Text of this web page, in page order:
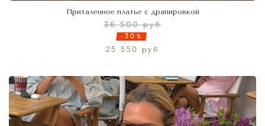
Приталенное платье с драпировкой
36 500 руб
-30%
25 550 руб